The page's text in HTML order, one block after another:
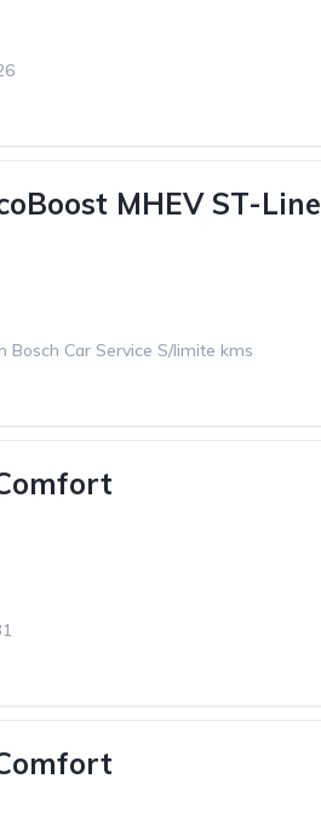
MHEV ST-Line
Bosch Car Service S/limite kms